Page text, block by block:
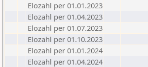
Elozahl per 01.01.2023
Elozahl per 01.04.2023
Elozahl per 01.07.2023
Elozahl per 01.10.2023
Elozahl per 01.01.2024
Elozahl per 01.04.2024